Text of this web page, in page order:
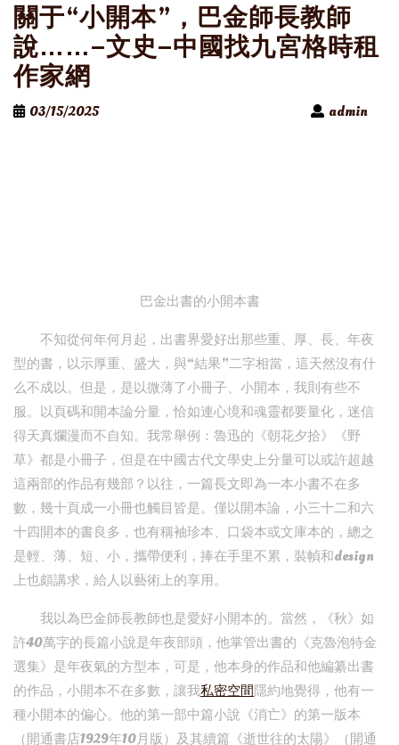
關于“小開本”，巴金師長教師
說……–文史–中國找九宮格時租
作家網
03/15/2025 admin
巴金出書的小開本書
不知從何年何月起，出書界愛好出那些重、厚、長、年夜
型的書，以示厚重、盛大，與“結果”二字相當，這天然沒有什
么不成以。但是，是以微薄了小冊子、小開本，我則有些不
服。以頁碼和開本論分量，恰如連心境和魂靈都要量化，迷信
得天真爛漫而不自知。我常舉例：魯迅的《朝花夕拾》《野
草》都是小冊子，但是在中國古代文學史上分量可以或許超越
這兩部的作品有幾部？以往，一篇長文即為一本小書不在多
數，幾十頁成一小冊也觸目皆是。僅以開本論，小三十二和六
十四開本的書良多，也有稱袖珍本、口袋本或文庫本的，總之
是輕、薄、短、小，攜帶便利，捧在手里不累，裝幀和design
上也頗講求，給人以藝術上的享用。
我以為巴金師長教師也是愛好小開本的。當然，《秋》如
許40萬字的長篇小說是年夜部頭，他掌管出書的《克魯泡特金
選集》是年夜氣的方型本，可是，他本身的作品和他編纂出書
的作品，小開本不在多數，讓我私密空間隱約地覺得，他有一
種小開本的偏心。他的第一部中篇小說《消亡》的第一版本
（開通書店1929年10月版）及其續篇《逝世往的太陽》（開通